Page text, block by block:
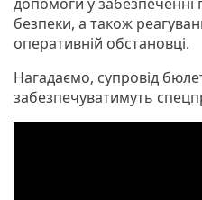
безпеки, а також
оперативній обстановці.
Нагадаємо, супровід
забезпечуватимуть